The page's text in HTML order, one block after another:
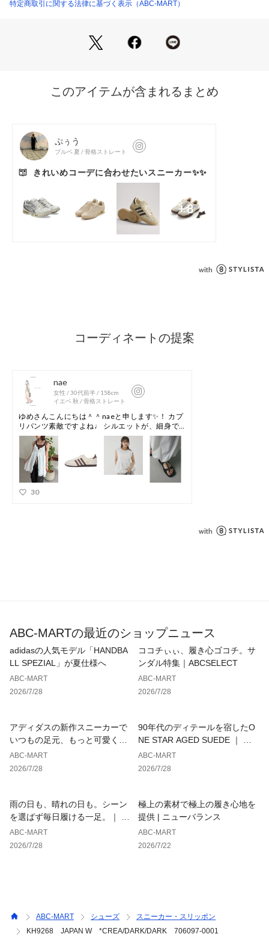
インを提供する。
【サイズ目安】
※天然皮革を使用しているため、多少の色ムラや生産過程で生
じる傷が多少ある場合がございますので、予めご了承くださ
特定商取引に関する法律に基づく表示（ABC-MART）
ABC-MARTの最近のショップニュース
adidasの人気モデル「HANDBA
LL SPEZIAL」が夏仕様へ
ABC-MART
2026/7/28
ココチぃぃ、履き心ゴコチ。サ
ンダル特集｜ABCSELECT
ABC-MART
2026/7/28
アディダスの新作スニーカーで
いつもの足元、もっと可愛くア
ップデート
ABC-MART
2026/7/28
90年代のディテールを宿したO
NE STAR AGED SUEDE ｜ コ
ンバース
ABC-MART
2026/7/28
雨の日も、晴れの日も。シーン
を選ばず毎日履ける一足。｜ ホ
ーキンス
ABC-MART
2026/7/28
極上の素材で極上の履き心地を
提供 | ニューバランス
ABC-MART
2026/7/22
ABC-MART シューズ
スニーカー・スリッポン
KH9268 JAPAN W *CREA/DARK/DARK 706097-0001